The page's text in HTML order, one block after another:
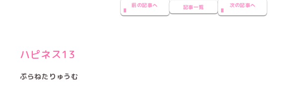
前の記事へ 記事一覧 次の記事へ
ハピネス13
ぷらねたりゅうむ